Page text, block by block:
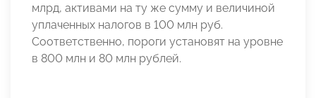
млрд, активами на ту же сумму и величиной
уплаченных налогов в 100 млн руб.
Соответственно, пороги установят на уровне
в 800 млн и 80 млн рублей.